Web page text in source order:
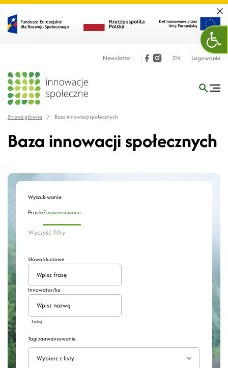
Newsletter EN Logowanie
Strona główna / Baza innowacji społecznych
Baza innowacji społecznych
Wyszukiwanie
ProsteZaawansowane
Wyczyść filtry
Słowo kluczowe
Innowator/ka
Szukaj
Tagi zaawansowanie
Wyszukaj Rozwiń